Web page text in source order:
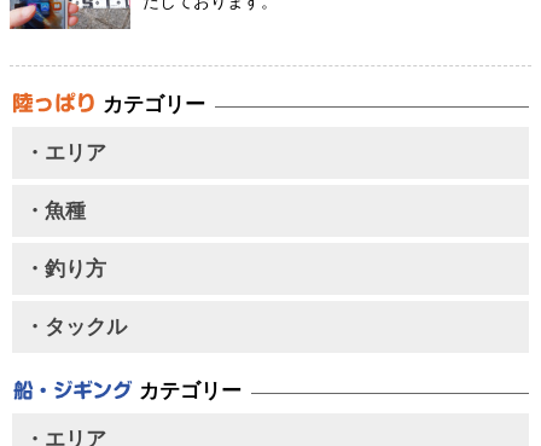
カテゴリー
・エリア
・魚種
・釣り方
・タックル
カテゴリー
・エリア